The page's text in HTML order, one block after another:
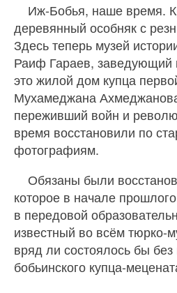
Иж-Бобья, наше время.
деревянный особняк с
Здесь теперь музей
Раиф Гараев, заведующий
это жилой дом купца
Мухамеджана
переживший войн и
время восстановили по
фотографиям.
Обязаны были
которое в начале
в передовой
известный во всём тюрко-
вряд ли состоялось бы без
бобьинского купца-